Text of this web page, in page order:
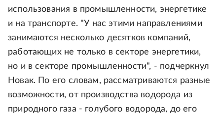
использования в промышленности, энергетике
и на транспорте. "У нас этими направлениями
занимаются несколько десятков компаний,
работающих не только в секторе энергетики,
но и в секторе промышленности", - подчеркнул
Новак. По его словам, рассматриваются разные
возможности, от производства водорода из
природного газа - голубого водорода, до его